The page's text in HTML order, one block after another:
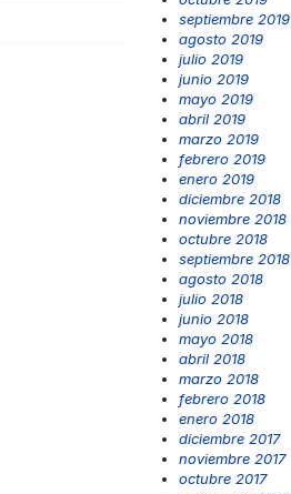
septiembre 2019
agosto 2019
julio 2019
junio 2019
mayo 2019
abril 2019
marzo 2019
febrero 2019
enero 2019
diciembre 2018
noviembre 2018
octubre 2018
septiembre 2018
agosto 2018
julio 2018
junio 2018
mayo 2018
abril 2018
marzo 2018
febrero 2018
enero 2018
diciembre 2017
noviembre 2017
octubre 2017